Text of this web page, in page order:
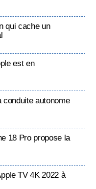
qui cache un
est en
autonome
18 Pro propose la
TV 4K 2022 à